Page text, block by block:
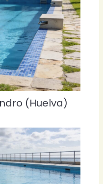
(Huelva)